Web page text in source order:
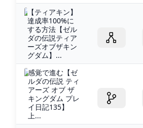
【ティアキン】
達成率100%に
する方法【ゼル
ダの伝説ティア
ーズオブザキン
グダム】...
感覚で進む【ゼ
ルダの伝説 ティ
アーズ オブ ザ
キングダム プレ
イ日記135】
上...